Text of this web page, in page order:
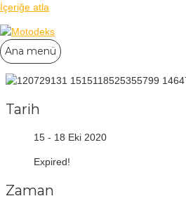
İçeriğe atla
Ana menü
Tarih
15 - 18 Eki 2020
Expired!
Zaman